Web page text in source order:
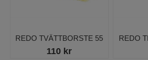
REDO TVÄTTBORSTE 55
110 kr
REDO